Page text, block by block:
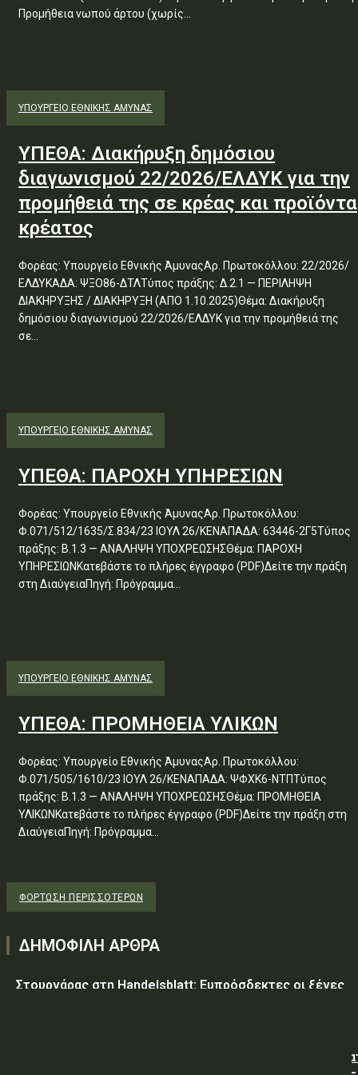
Προμήθεια νωπού άρτου (χωρίς...
ΥΠΟΥΡΓΕΊΟ ΕΘΝΙΚΉΣ ΆΜΥΝΑΣ
ΥΠΕΘΑ: Διακήρυξη δημόσιου
διαγωνισμού 22/2026/ΕΛΔΥΚ για την
προμήθειά της σε κρέας και προϊόντα
κρέατος
Φορέας: Υπουργείο Εθνικής ΆμυναςΑρ. Πρωτοκόλλου: 22/2026/
ΕΛΔΥΚΑΔΑ: ΨΞΟ86-ΔΤΛΤύπος πράξης: Δ.2.1 — ΠΕΡΙΛΗΨΗ
ΔΙΑΚΗΡΥΞΗΣ / ΔΙΑΚΗΡΥΞΗ (ΑΠΟ 1.10.2025)Θέμα: Διακήρυξη
δημόσιου διαγωνισμού 22/2026/ΕΛΔΥΚ για την προμήθειά της
σε...
ΥΠΟΥΡΓΕΊΟ ΕΘΝΙΚΉΣ ΆΜΥΝΑΣ
ΥΠΕΘΑ: ΠΑΡΟΧΗ ΥΠΗΡΕΣΙΩΝ
Φορέας: Υπουργείο Εθνικής ΆμυναςΑρ. Πρωτοκόλλου:
Φ.071/512/1635/Σ.834/23 ΙΟΥΛ 26/ΚΕΝΑΠΑΔΑ: 63446-2Γ5Τύπος
πράξης: Β.1.3 — ΑΝΑΛΗΨΗ ΥΠΟΧΡΕΩΣΗΣΘέμα: ΠΑΡΟΧΗ
ΥΠΗΡΕΣΙΩΝΚατεβάστε το πλήρες έγγραφο (PDF)Δείτε την πράξη
στη ΔιαύγειαΠηγή: Πρόγραμμα...
ΥΠΟΥΡΓΕΊΟ ΕΘΝΙΚΉΣ ΆΜΥΝΑΣ
ΥΠΕΘΑ: ΠΡΟΜΗΘΕΙΑ ΥΛΙΚΩΝ
Φορέας: Υπουργείο Εθνικής ΆμυναςΑρ. Πρωτοκόλλου:
Φ.071/505/1610/23 ΙΟΥΛ 26/ΚΕΝΑΠΑΔΑ: ΨΦΧΚ6-ΝΤΠΤύπος
πράξης: Β.1.3 — ΑΝΑΛΗΨΗ ΥΠΟΧΡΕΩΣΗΣΘέμα: ΠΡΟΜΗΘΕΙΑ
ΥΛΙΚΩΝΚατεβάστε το πλήρες έγγραφο (PDF)Δείτε την πράξη στη
ΔιαύγειαΠηγή: Πρόγραμμα...
ΦΌΡΤΩΣΗ ΠΕΡΙΣΣΟΤΈΡΩΝ
ΔΗΜΟΦΙΛΗ ΑΡΘΡΑ
Στουρνάρας στη Handelsblatt: Ευπρόσδεκτες οι ξένες
ΥΠ.ΠΡΟ.ΠΟ.: « Προσωρινές κυκλοφοριακές ρυθμίσεις